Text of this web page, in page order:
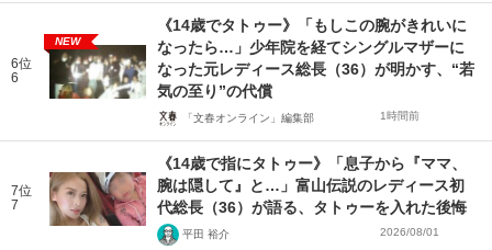
6位
6
NEW
《14歳でタトゥー》「もしこの腕がきれいに
なったら…」少年院を経てシングルマザーに
なった元レディース総長（36）が明かす、“若
気の至り”の代償
「文春オンライン」編集部 1時間前
7位
7
《14歳で指にタトゥー》「息子から『ママ、
腕は隠して』と…」富山伝説のレディース初
代総長（36）が語る、タトゥーを入れた後悔
平田 裕介 2026/08/01